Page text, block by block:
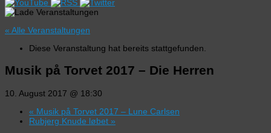
« Alle Veranstaltungen
Diese Veranstaltung hat bereits stattgefunden.
Musik på Torvet 2017 – Die Herren
10. August 2017 @ 18:30
« Musik på Torvet 2017 – Lune Carlsen
Rubjerg Knude løbet »